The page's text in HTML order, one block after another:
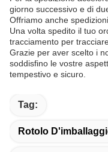
giorno successivo e di
Offriamo anche
Una volta spedito il tuo
tracciamento per
Grazie per aver scelto i
soddisfino le vostre
tempestivo e sicuro.
Tag:
Rotolo